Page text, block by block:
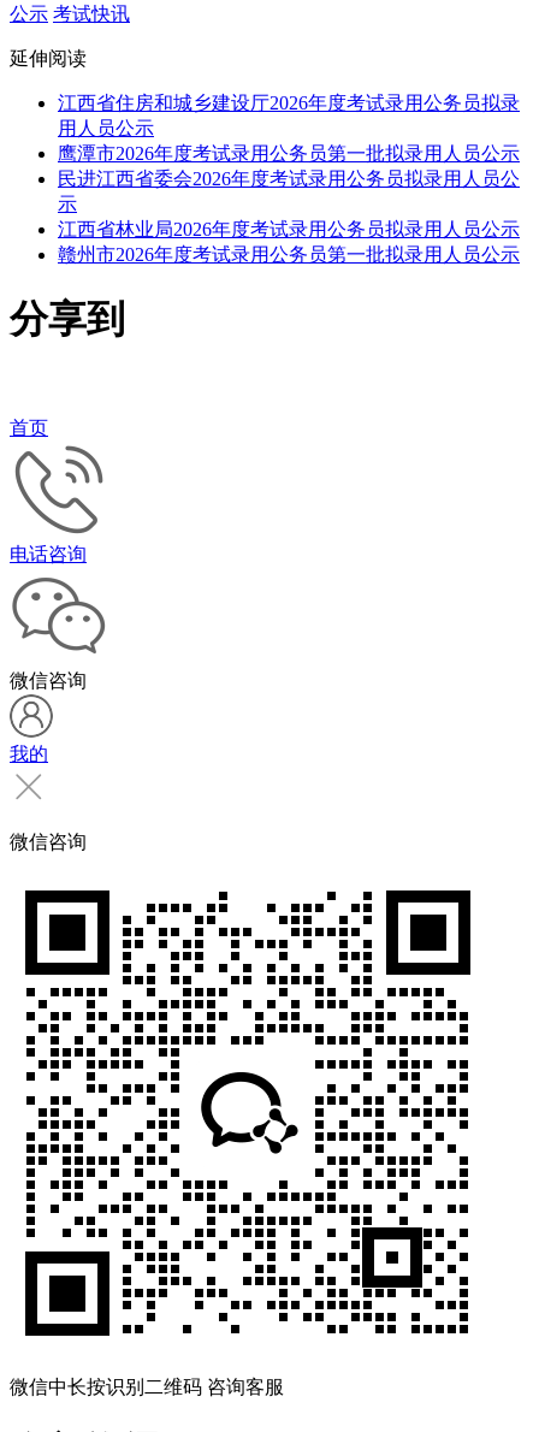
公示 考试快讯
延伸阅读
江西省住房和城乡建设厅2026年度考试录用公务员拟录
用人员公示
鹰潭市2026年度考试录用公务员第一批拟录用人员公示
民进江西省委会2026年度考试录用公务员拟录用人员公
示
江西省林业局2026年度考试录用公务员拟录用人员公示
赣州市2026年度考试录用公务员第一批拟录用人员公示
分享到
首页
电话咨询
微信咨询
我的
微信咨询
微信中长按识别二维码 咨询客服